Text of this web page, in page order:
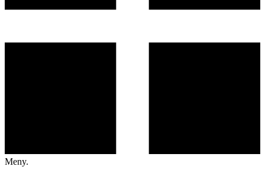
Meny.